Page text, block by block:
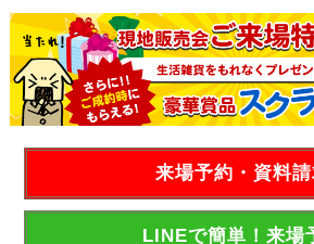
来場予約・資料
LINEで簡単！来場